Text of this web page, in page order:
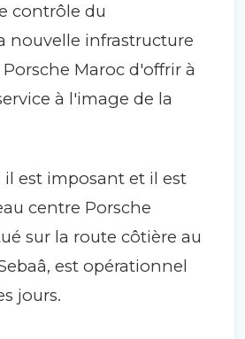
contrôle du
nouvelle infrastructure
Maroc d'offrir à
à l'image de la
il est imposant et il est
centre Porsche
sur la route côtière au
est opérationnel
jours.